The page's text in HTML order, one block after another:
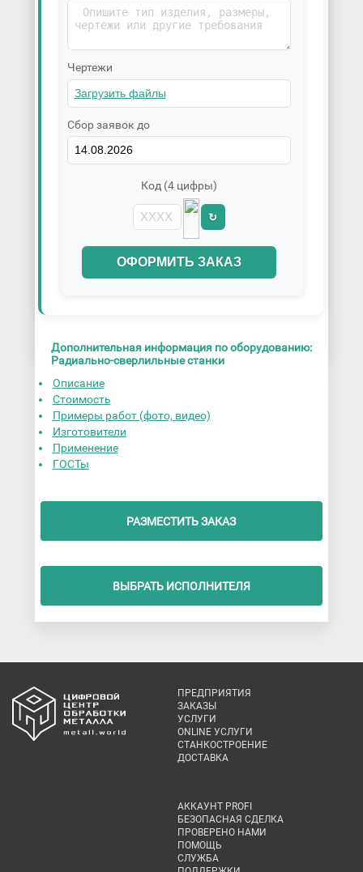
Чертежи
Сбор заявок до
Код (4 цифры)
↻
ОФОРМИТЬ ЗАКАЗ
Дополнительная информация по оборудованию:
Радиально-сверлильные станки
Описание
Стоимость
Примеры работ (фото, видео)
Изготовители
Применение
ГОСТы
РАЗМЕСТИТЬ ЗАКАЗ
ВЫБРАТЬ ИСПОЛНИТЕЛЯ
ПРЕДПРИЯТИЯ
ЗАКАЗЫ
УСЛУГИ
ONLINE УСЛУГИ
СТАНКОСТРОЕНИЕ
ДОСТАВКА
АККАУНТ PROFI
БЕЗОПАСНАЯ СДЕЛКА
ПРОВЕРЕНО НАМИ
ПОМОЩЬ
СЛУЖБА